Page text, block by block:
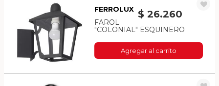
$ 26.260
FERROLUX
FAROL
"COLONIAL" ESQUINERO
Agregar al carrito